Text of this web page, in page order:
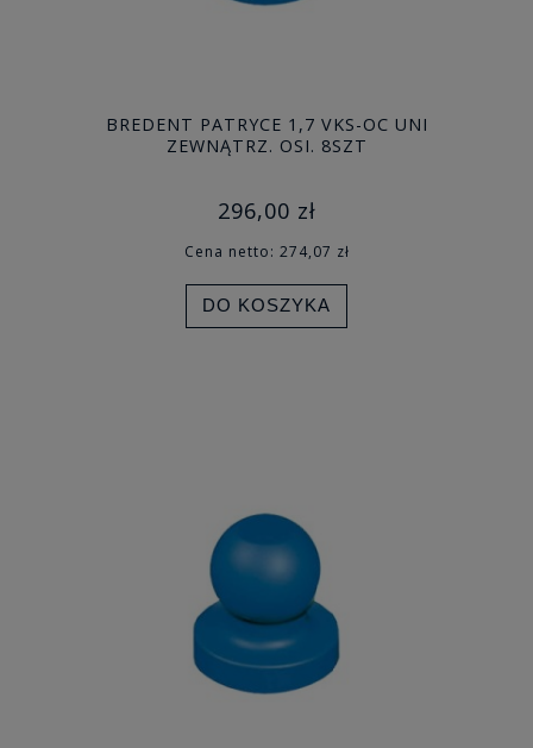
BREDENT PATRYCE 1,7 VKS-OC UNI
ZEWNĄTRZ. OSI. 8SZT
296,00 zł
Cena netto: 274,07 zł
DO KOSZYKA